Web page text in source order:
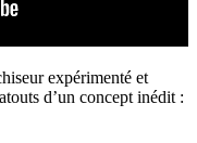
expérimenté et
d’un concept inédit :